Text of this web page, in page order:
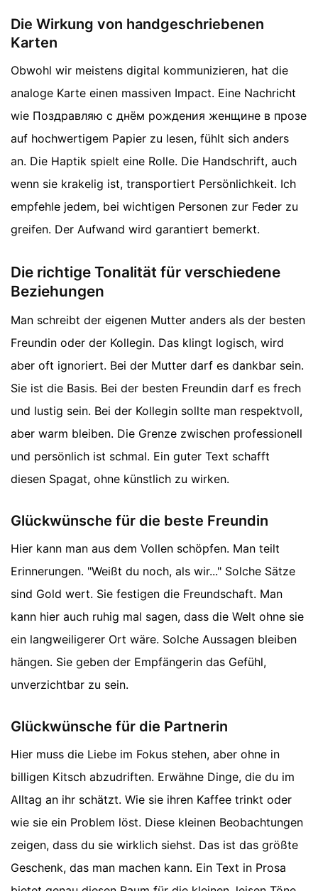
Die Wirkung von handgeschriebenen
Karten
Obwohl wir meistens digital kommunizieren, hat die
analoge Karte einen massiven Impact. Eine Nachricht
wie Поздравляю с днём рождения женщине в прозе
auf hochwertigem Papier zu lesen, fühlt sich anders
an. Die Haptik spielt eine Rolle. Die Handschrift, auch
wenn sie krakelig ist, transportiert Persönlichkeit. Ich
empfehle jedem, bei wichtigen Personen zur Feder zu
greifen. Der Aufwand wird garantiert bemerkt.
Die richtige Tonalität für verschiedene
Beziehungen
Man schreibt der eigenen Mutter anders als der besten
Freundin oder der Kollegin. Das klingt logisch, wird
aber oft ignoriert. Bei der Mutter darf es dankbar sein.
Sie ist die Basis. Bei der besten Freundin darf es frech
und lustig sein. Bei der Kollegin sollte man respektvoll,
aber warm bleiben. Die Grenze zwischen professionell
und persönlich ist schmal. Ein guter Text schafft
diesen Spagat, ohne künstlich zu wirken.
Glückwünsche für die beste Freundin
Hier kann man aus dem Vollen schöpfen. Man teilt
Erinnerungen. "Weißt du noch, als wir..." Solche Sätze
sind Gold wert. Sie festigen die Freundschaft. Man
kann hier auch ruhig mal sagen, dass die Welt ohne sie
ein langweiligerer Ort wäre. Solche Aussagen bleiben
hängen. Sie geben der Empfängerin das Gefühl,
unverzichtbar zu sein.
Glückwünsche für die Partnerin
Hier muss die Liebe im Fokus stehen, aber ohne in
billigen Kitsch abzudriften. Erwähne Dinge, die du im
Alltag an ihr schätzt. Wie sie ihren Kaffee trinkt oder
wie sie ein Problem löst. Diese kleinen Beobachtungen
zeigen, dass du sie wirklich siehst. Das ist das größte
Geschenk, das man machen kann. Ein Text in Prosa